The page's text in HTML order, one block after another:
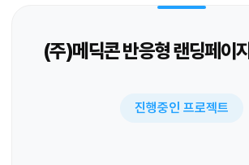
(주)메딕콘 반응형 랜딩페이
진행중인 프로젝트